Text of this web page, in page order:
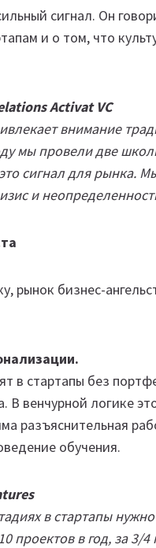
сигнал. Он
и о том, что
Activat VC
внимание
мы провели две
сигнал для рынка.
и
рынок бизнес-
в стартапы без
В венчурной логике
разъяснительная
обучения.
в стартапы
проектов в год, за 3/